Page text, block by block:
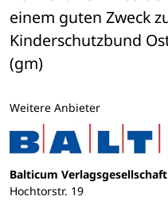
einem guten Zweck
Kinderschutzbund
(gm)
Weitere Anbieter
Balticum
Hochtorstr. 19